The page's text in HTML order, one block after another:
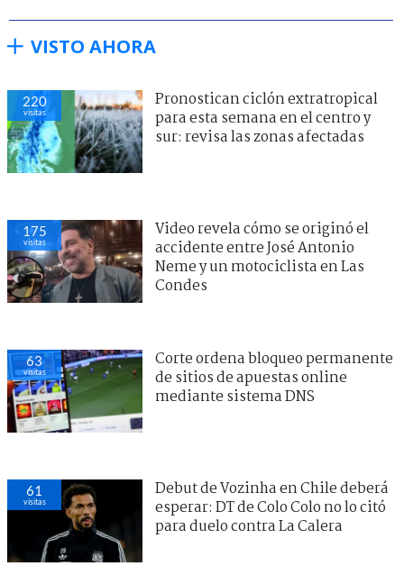
VISTO AHORA
220
visitas
Pronostican ciclón extratropical
para esta semana en el centro y
sur: revisa las zonas afectadas
175
visitas
Video revela cómo se originó el
accidente entre José Antonio
Neme y un motociclista en Las
Condes
63
visitas
Corte ordena bloqueo permanente
de sitios de apuestas online
mediante sistema DNS
61
visitas
Debut de Vozinha en Chile deberá
esperar: DT de Colo Colo no lo citó
para duelo contra La Calera